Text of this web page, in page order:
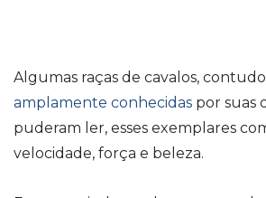
Algumas raças de cavalos,
amplamente conhecidas por suas
puderam ler, esses exemplares
velocidade, força e beleza.